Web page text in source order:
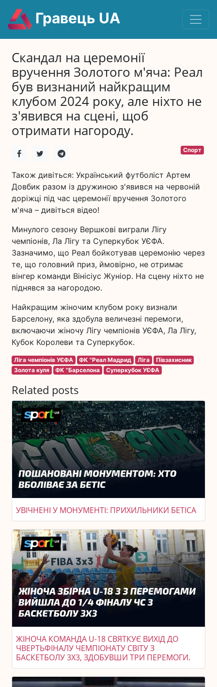
Гравець UA
Скандал на церемонії
вручення Золотого м'яча: Реал
був визнаний найкращим
клубом 2024 року, але ніхто не
з'явився на сцені, щоб
отримати нагороду.
Спорт
Також дивіться: Український футболіст Артем
Довбик разом із дружиною з'явився на червоній
доріжці під час церемонії вручення Золотого
м'яча – дивіться відео!
Минулого сезону Вершкові виграли Лігу
чемпіонів, Ла Лігу та Суперкубок УЄФА.
Зазначимо, що Реал бойкотував церемонію через
те, що головний приз, ймовірно, не отримає
вінгер команди Вінісіус Жуніор. На сцену ніхто не
піднявся за нагородою.
Найкращим жіночим клубом року визнали
Барселону, яка здобула величезні перемоги,
включаючи жіночу Лігу чемпіонів УЄФА, Ла Лігу,
Кубок Королеви та Суперкубок.
Ліга чемпіонів УЄФА ФК "Реал Мадрид Ліга
Півзахисник
Золота куля
ФК "Барселона Суперкубок УЄФА
Related posts
УВІЧНЕНІ У МОНУМЕНТІ: ПРИХИЛЬНИКИ БЕТІСА
ЖІНОЧА КОМАНДА U-18 СВЯТКУЄ ВИХІД ДО
ЧВЕРТЬФІНАЛУ ЧЕМПІОНАТУ СВІТУ З
БАСКЕТБОЛУ 3X3, ЗДОБУВШИ ТРИ ПЕРЕМОГИ.